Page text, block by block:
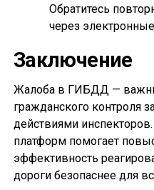
Обратитесь
через
Заключение
Жалоба в ГИБДД —
гражданского контроля
действиями
платформ помогает
эффективность
дороги безопаснее для